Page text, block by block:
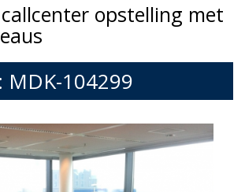
opstelling met
MDK-104299